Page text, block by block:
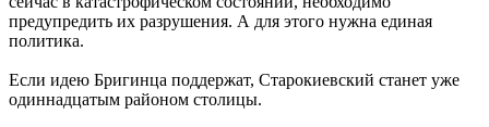
предупредить их разрушения. А для этого нужна единая
политика.
Если идею Бригинца поддержат, Старокиевский станет уже
одиннадцатым районом столицы.